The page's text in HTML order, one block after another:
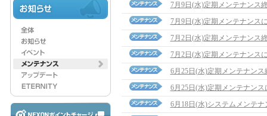
7月9日(水)定期メンテナンス
7月9日(水)定期メンテナンス
7月2日(水)定期メンテナンス
7月2日(水)定期メンテナンス
6月25日(水)定期メンテナン
6月25日(水)定期メンテナンス
6月18日(水)システムメンテ